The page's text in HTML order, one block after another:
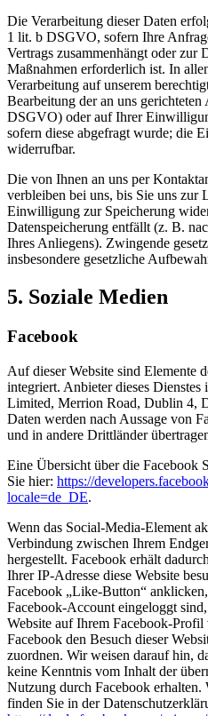
Die Verarbeitung dieser Daten
1 lit. b DSGVO, sofern Ihre
Vertrags zusammenhängt oder
Maßnahmen erforderlich ist. In
Verarbeitung auf unserem
Bearbeitung der an uns
DSGVO) oder auf Ihrer
sofern diese abgefragt wurde; die
widerrufbar.
Die von Ihnen an uns per
verbleiben bei uns, bis Sie uns zur
Einwilligung zur Speicherung
Datenspeicherung entfällt (z. B.
Ihres Anliegens). Zwingende
insbesondere gesetzliche
5. Soziale Medien
Facebook
Auf dieser Website sind Elemente
integriert. Anbieter dieses
Limited, Merrion Road, Dublin 4,
Daten werden nach Aussage von
und in andere Drittländer
Eine Übersicht über die Facebook
Sie hier: https://
locale=de_DE.
Wenn das Social-Media-Element
Verbindung zwischen Ihrem
hergestellt. Facebook erhält
Ihrer IP-Adresse diese Website
Facebook „Like-Button“
Facebook-Account eingeloggt
Website auf Ihrem Facebook-
Facebook den Besuch dieser
zuordnen. Wir weisen darauf hin,
keine Kenntnis vom Inhalt der
Nutzung durch Facebook erhalten.
finden Sie in der